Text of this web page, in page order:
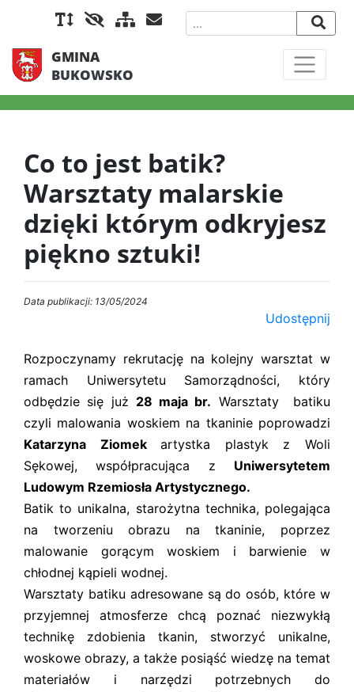
GMINA
BUKOWSKO
Co to jest batik?
Warsztaty malarskie
dzięki którym odkryjesz
piękno sztuki!
Data publikacji: 13/05/2024
Udostępnij
Rozpoczynamy rekrutację na kolejny warsztat w
ramach Uniwersytetu Samorządności, który
odbędzie się już 28 maja br. Warsztaty batiku
czyli malowania woskiem na tkaninie poprowadzi
Katarzyna Ziomekartystka plastyk z Woli
Sękowej, współpracująca z Uniwersytetem
Ludowym Rzemiosła Artystycznego.
Batik to unikalna, starożytna technika, polegająca
na tworzeniu obrazu na tkaninie, poprzez
malowanie gorącym woskiem i barwienie w
chłodnej kąpieli wodnej.
Warsztaty batiku adresowane są do osób, które w
przyjemnej atmosferze chcą poznać niezwykłą
technikę zdobienia tkanin, stworzyć unikalne,
woskowe obrazy, a także posiąść wiedzę na temat
materiałów i narzędzi potrzebnych do